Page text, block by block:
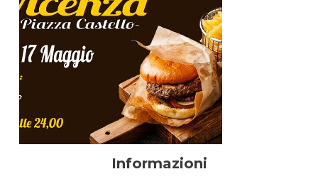
Informazioni